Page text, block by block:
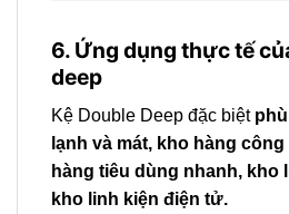
6. Ứng dụng thực tế
deep
Kệ Double Deep đặc biệt
lạnh và mát, kho hàng
hàng tiêu dùng nhanh, kho
kho linh kiện điện tử.